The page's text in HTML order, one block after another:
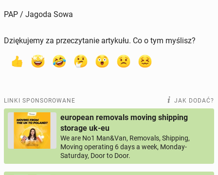
PAP / Jagoda Sowa
Dziękujemy za przeczytanie artykułu. Co o tym myślisz?
LINKI SPONSOROWANE JAK DODAĆ?
european removals moving shipping
storage uk-eu
We are No1 Man&Van, Removals, Shipping,
Moving operating 6 days a week, Monday-
Saturday, Door to Door.